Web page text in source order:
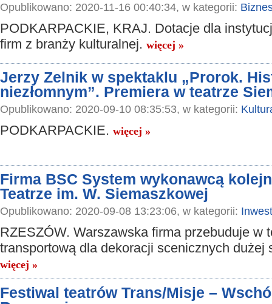
Opublikowano: 2020-11-16 00:40:34, w kategorii:
PODKARPACKIE, KRAJ. Dotacje dla
firm z branży kulturalnej. więcej »
Jerzy Zelnik w spektaklu „Prorok.
niezłomnym”. Premiera w teatrze
Opublikowano: 2020-09-10 08:35:53, w kategorii:
PODKARPACKIE. więcej »
Firma BSC System wykonawcą
Teatrze im. W. Siemaszkowej
Opublikowano: 2020-09-08 13:23:06, w kategorii:
RZESZÓW. Warszawska firma przebuduje w
transportową dla dekoracji scenicznych dużej
więcej »
Festiwal teatrów Trans/Misje –